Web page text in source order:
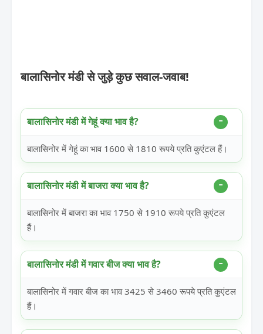
बालासिनोर मंडी से जुड़े कुछ सवाल-जवाब!
बालासिनोर मंडी में गेहूं क्या भाव है?
बालासिनोर में गेहूं का भाव 1600 से 1810 रूपये प्रति कुएंटल हैं।
बालासिनोर मंडी में बाजरा क्या भाव है?
बालासिनोर में बाजरा का भाव 1750 से 1910 रूपये प्रति कुएंटल
हैं।
बालासिनोर मंडी में गवार बीज क्या भाव है?
बालासिनोर में गवार बीज का भाव 3425 से 3460 रूपये प्रति कुएंटल
हैं।